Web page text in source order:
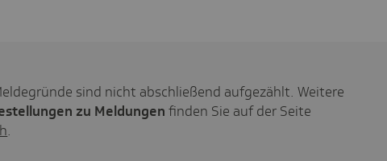
sind nicht abschließend aufgezählt. Weitere
zu Meldungen finden Sie auf der Seite
.